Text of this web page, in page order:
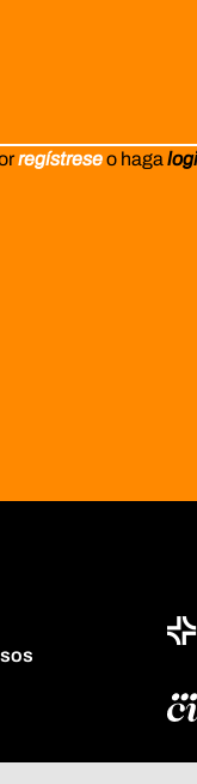
regístreseo haga